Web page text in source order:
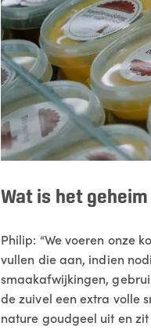
Wat is het
Philip: “We voeren onze
vullen die aan, indien
smaakafwijkingen,
de zuivel een extra volle
nature goudgeel uit en